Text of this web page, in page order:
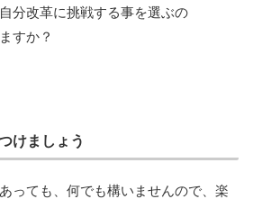
分改革に挑戦する事を選ぶの
すか？
けましょう
っても、何でも構いませんので、楽